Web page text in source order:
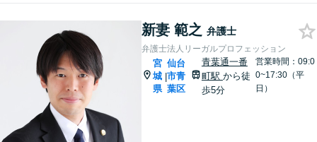
新妻 範之 弁護士
弁護士法人リーガルプロフェッション
宮
城
県
|
仙台
市青
葉区
青葉通一番
町駅 から徒
歩5分
営業時間：09:0
0~17:30（平
日）